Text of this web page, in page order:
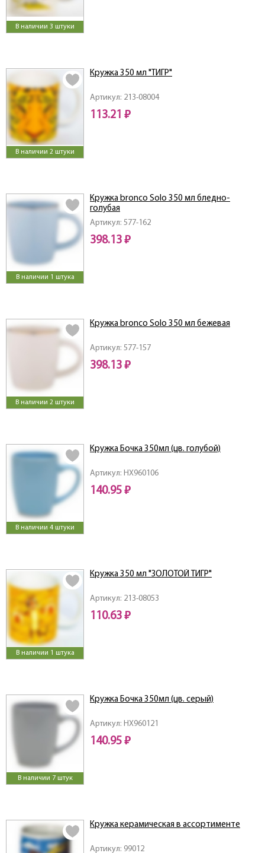
В наличии 3 штуки
В наличии 2 штуки
Артикул: 213-08004
Кружка 350 мл "ТИГР"
113.21 ₽
В наличии 1 штука
Артикул: 577-162
Кружка bronco Solo 350 мл бледно-
голубая
398.13 ₽
В наличии 2 штуки
Артикул: 577-157
Кружка bronco Solo 350 мл бежевая
398.13 ₽
В наличии 4 штуки
Артикул: HX960106
Кружка Бочка 350мл (цв. голубой)
140.95 ₽
В наличии 1 штука
Артикул: 213-08053
Кружка 350 мл "ЗОЛОТОЙ ТИГР"
110.63 ₽
В наличии 7 штук
Артикул: HX960121
Кружка Бочка 350мл (цв. серый)
140.95 ₽
Артикул: 99012
Кружка керамическая в ассортименте